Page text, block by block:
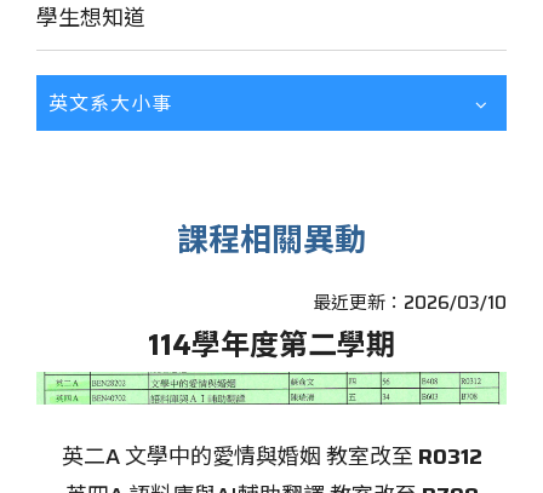
學生想知道
英文系大小事
課程相關異動
最近更新：2026/03/10
114學年度第二學期
英二A 文學中的愛情與婚姻 教室改至 R0312